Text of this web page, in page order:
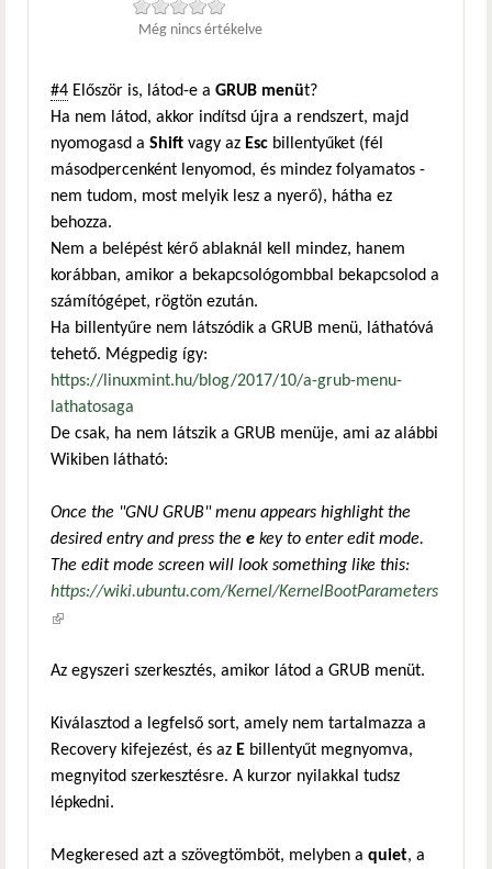
Még nincs értékelve
#4 Először is, látod-e a GRUB menüt?
Ha nem látod, akkor indítsd újra a rendszert, majd
nyomogasd a Shift vagy az Esc billentyűket (fél
másodpercenként lenyomod, és mindez folyamatos -
nem tudom, most melyik lesz a nyerő), hátha ez
behozza.
Nem a belépést kérő ablaknál kell mindez, hanem
korábban, amikor a bekapcsológombbal bekapcsolod a
számítógépet, rögtön ezután.
Ha billentyűre nem látszódik a GRUB menü, láthatóvá
tehető. Mégpedig így:
https://linuxmint.hu/blog/2017/10/a-grub-menu-
lathatosaga
De csak, ha nem látszik a GRUB menüje, ami az alábbi
Wikiben látható:
Once the "GNU GRUB" menu appears highlight the
desired entry and press the e key to enter edit mode.
The edit mode screen will look something like this:
https://wiki.ubuntu.com/Kernel/KernelBootParameters
(külső hivatkozás)
Az egyszeri szerkesztés, amikor látod a GRUB menüt.
Kiválasztod a legfelső sort, amely nem tartalmazza a
Recovery kifejezést, és az E billentyűt megnyomva,
megnyitod szerkesztésre. A kurzor nyilakkal tudsz
lépkedni.
Megkeresed azt a szövegtömböt, melyben a quiet, a